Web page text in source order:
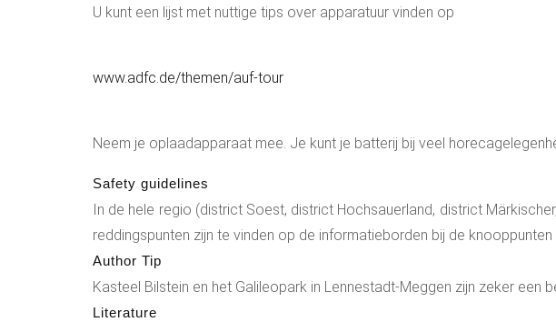
U kunt een lijst met nuttige tips over apparatuur vinden op
www.adfc.de/themen/auf-tour
Neem je oplaadapparaat mee. Je kunt je batterij bij veel
Safety guidelines
In de hele regio (district Soest, district Hochsauerland, district
reddingspunten zijn te vinden op de informatieborden bij de
Author Tip
Kasteel Bilstein en het Galileopark in Lennestadt-Meggen zijn zeker een
Literature